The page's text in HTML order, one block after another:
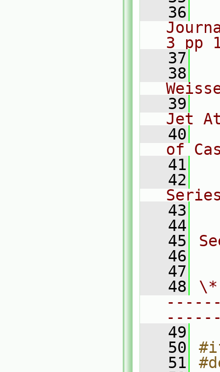
   36
3 pp
   37
   38
   39
Jet
   40
of
   41
   42
   43
   44
   45
   46
   47
   48
   49
   50
   51